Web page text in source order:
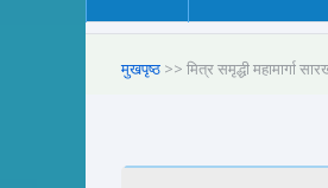
मुखपृष्ठ >> मित्र समृद्धी महामार्गा